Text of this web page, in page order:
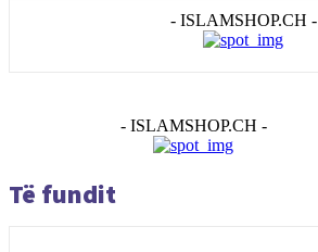
- ISLAMSHOP.CH -
- ISLAMSHOP.CH -
Të fundit